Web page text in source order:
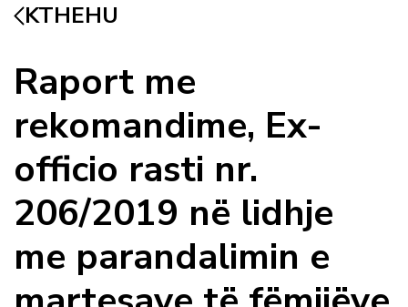
KTHEHU
Raport me
rekomandime, Ex-
officio rasti nr.
206/2019 në lidhje
me parandalimin e